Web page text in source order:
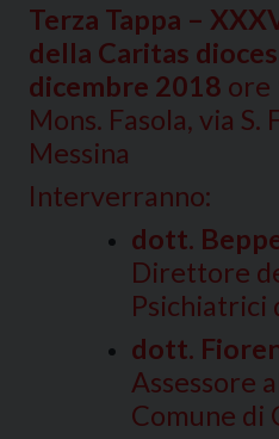
Terza Tappa –
della Caritas
dicembre 2018 ore
Mons. Fasola, via S.
Messina
Interverranno:
dott.
Direttore
Psichiatrici
dott.
Assessore
Comune di